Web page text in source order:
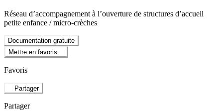
Réseau d’accompagnement à l’ouverture de structures d’accueil
petite enfance / micro-crèches
Documentation gratuite
Mettre en favoris
Favoris
Partager
Partager